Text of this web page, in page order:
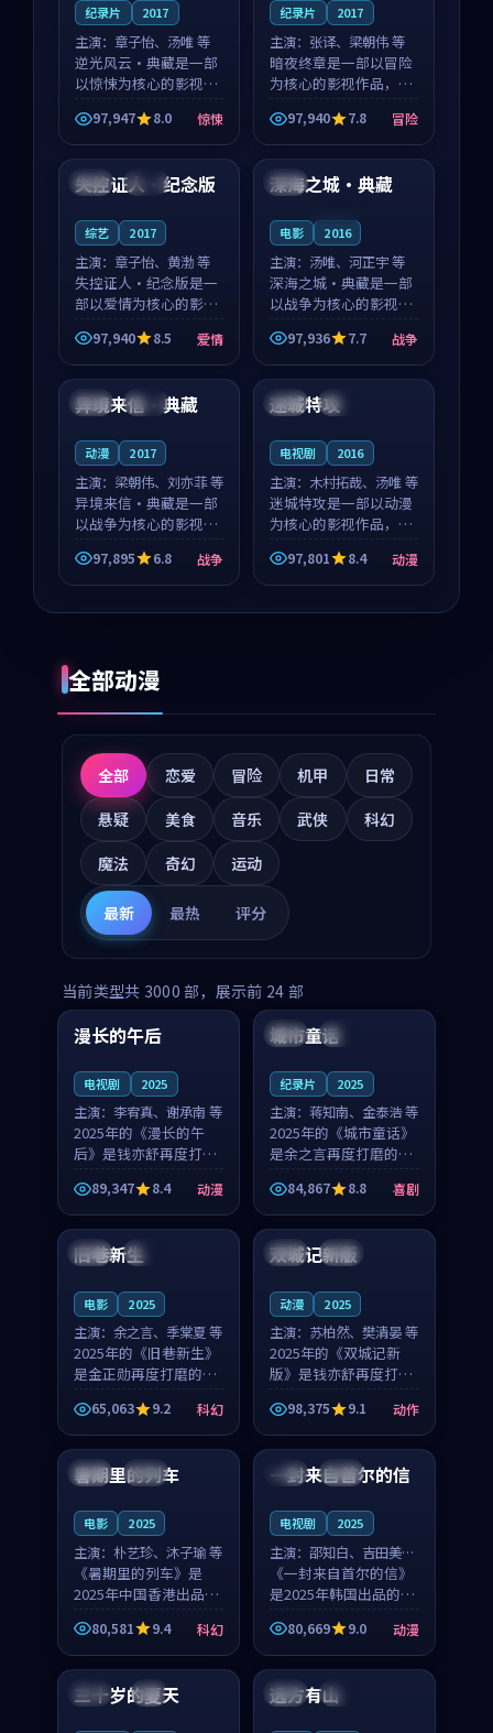
纪录片 2017
主演： 章子怡、汤唯 等
逆光风云·典藏是一部
以惊悚为核心的影视作
品，围绕危机、反转与
人物成长展开，整体节
奏紧凑，值得推荐观
看。
97,947 8.0 惊悚
纪录片 2017
主演： 张译、梁朝伟 等
暗夜终章是一部以冒险
为核心的影视作品，围
绕危机、反转与人物成
长展开，整体节奏紧
凑，值得推荐观看。
97,940 7.8 冒险
法国 完结
失控证人·纪念版
综艺 2017
主演： 章子怡、黄渤 等
失控证人·纪念版是一
部以爱情为核心的影视
作品，围绕危机、反转
与人物成长展开，整体
节奏紧凑，值得推荐观
97,940 8.5 爱情
中国
深海之城·典藏
电影 2016
主演： 汤唯、河正宇 等
深海之城·典藏是一部
以战争为核心的影视作
品，围绕危机、反转与
人物成长展开，整体节
奏紧凑，值得推荐观
看。
97,936 7.7 战争
美国 独播
异境来信·典藏
动漫 2017
主演： 梁朝伟、刘亦菲 等
异境来信·典藏是一部
以战争为核心的影视作
品，围绕危机、反转与
人物成长展开，整体节
奏紧凑，值得推荐观
97,895 6.8 战争
美国 完结
迷城特攻
电视剧 2016
主演： 木村拓哉、汤唯 等
迷城特攻是一部以动漫
为核心的影视作品，围
绕危机、反转与人物成
长展开，整体节奏紧
凑，值得推荐观看。
97,801 8.4 动漫
全部动漫
全部 恋爱 冒险 机甲
日常
悬疑
美食 音乐 武侠
科幻
魔法
奇幻 运动
最新 最热 评分
当前类型共 3000 部，展示前 24 部
中国 高分
99:16
漫长的午后
电视剧 2025
主演： 李宥真、谢承南 等
2025年的《漫长的午
后》是钱亦舒再度打磨
的动漫佳作。中国大陆
的取景与海岛日常的氛
围相互成就，李宥真与
谢承南的对手戏自然克
制，让整部影片在悬念
89,347 8.4 动漫
美国 院线
城市童话
纪录片 2025
主演： 蒋知南、金泰浩 等
2025年的《城市童话》
是余之言再度打磨的喜
剧佳作。美国的取景与
历史战争的氛围相互成
就，蒋知南与金泰浩的
对手戏自然克制，让整
部影片在悬念与温度
84,867 8.8 喜剧
英国 完结
旧巷新生
电影 2025
主演： 余之言、季棠夏 等
2025年的《旧巷新生》
是金正勋再度打磨的科
幻佳作。英国的取景与
雨夜物语的氛围相互成
就，余之言与季棠夏的
对手戏自然克制，让整
部影片在悬念与温度
65,063 9.2 科幻
中国 独播
双城记新版
动漫 2025
主演： 苏柏然、樊清晏 等
2025年的《双城记新
版》是钱亦舒再度打磨
的动作佳作。中国大陆
的取景与沙漠探险的氛
围相互成就，苏柏然与
樊清晏的对手戏自然克
制，让整部影片在悬念
98,375 9.1 动作
中国 杜比
暑期里的列车
电影 2025
主演： 朴艺珍、沐子瑜 等
《暑期里的列车》是
2025年中国香港出品的
科幻新作，主创团队希
望用城市夜归人的故事
让观众停下来想一想。
朴艺珍领衔，沐子瑜担
任重要角色，郑书延的
80,581 9.4 科幻
韩国 热播
一封来自首尔的信
电视剧 2025
主演： 邵知白、吉田美琴
等
《一封来自首尔的信》
是2025年韩国出品的动
漫新作，主创团队希望
用高考往事的故事让观
众停下来想一想。邵知
重要角色，谢承南的
80,669 9.0 动漫
法国 4K
三十岁的夏天 法国 独播
远方有山